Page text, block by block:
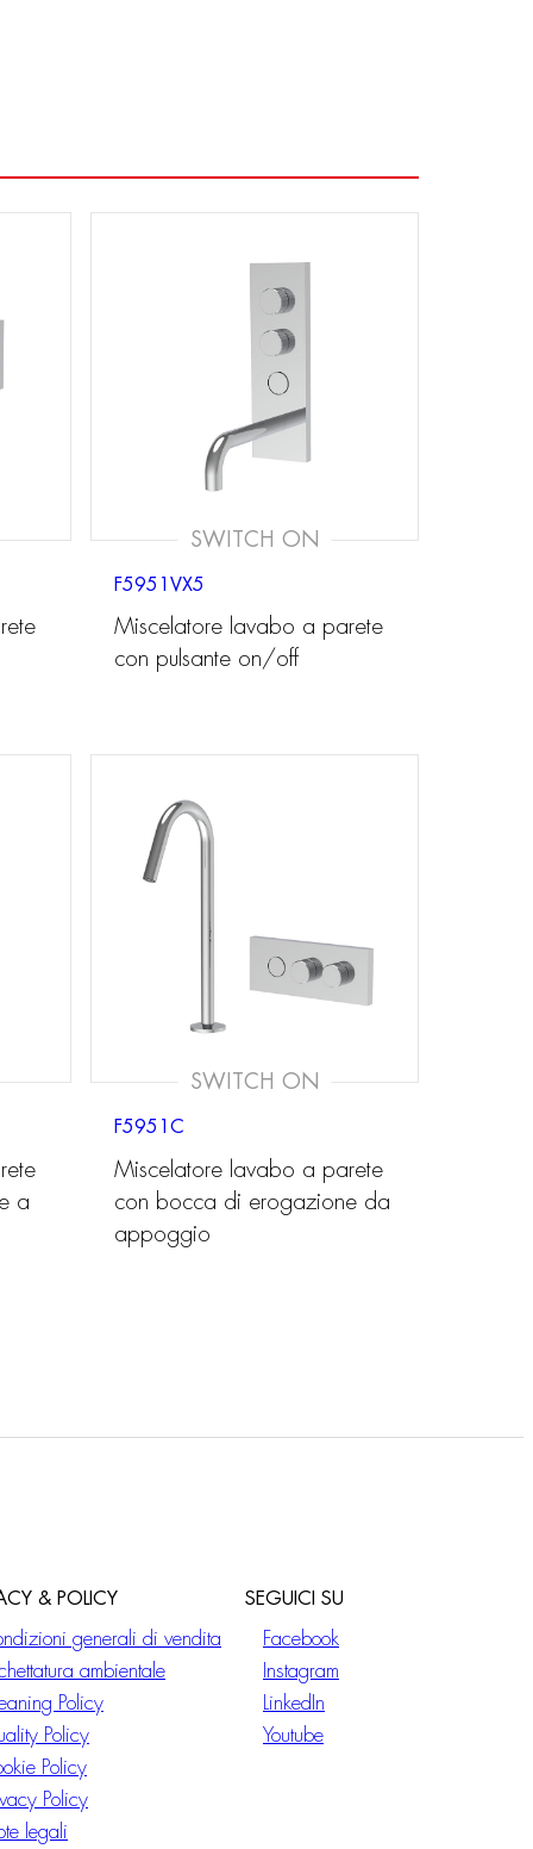
SWITCH ON
F5951VX5
Miscelatore lavabo a parete
con pulsante on/off
a
SWITCH ON
F5951C
Miscelatore lavabo a parete
con bocca di erogazione da
appoggio
& POLICY
generali di vendita
ambientale
Policy
Policy
Policy
Policy
legali
SEGUICI SU
Facebook
Instagram
LinkedIn
Youtube